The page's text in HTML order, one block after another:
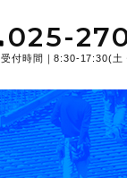
025-
受付時間｜8:30-17:30(土